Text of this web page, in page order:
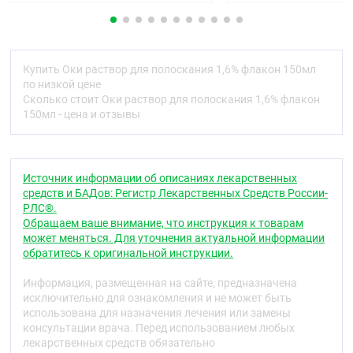
медиаторов воспаления (простагландинов,
тромбоксана и др.). Стабилизирует мембраны
при воспалении. Тормозит активность
нейтрофилов. Обладает антибрадикининовой
активностью.
Препарат не обладает антибактериальным
Фармакокинетика
Разовая доза 160 мг приводит к уровню препарата
в плазме менее 400 нг/мл, недостаточному для
системного действия.
Показания
Симптоматическое лечение воспалительных
заболеваний верхних дыхательных путей —
тонзиллита (ангины), ларингита, фарингита
воспалительных заболеваний полости рта —
стоматита, гингивита, глоссита, афты,
Купить Оки раствор для полоскания 1,6% флакон 150мл
по низкой цене
Сколько стоит Оки раствор для полоскания 1,6% флакон
150мл - цена и отзывы
Источник информации об описаниях лекарственных
средств и БАДов: Регистр Лекарственных Средств России-
РЛС®.
Обращаем ваше внимание, что инструкция к товарам
может меняться. Для уточнения актуальной информации
обратитесь к оригинальной инструкции.
Информация, размещенная на сайте, предназначена
исключительно для ознакомления и не может быть
использована для назначения лечения или замены
консультации врача. Перед использованием любых
лекарственных средств обязательно